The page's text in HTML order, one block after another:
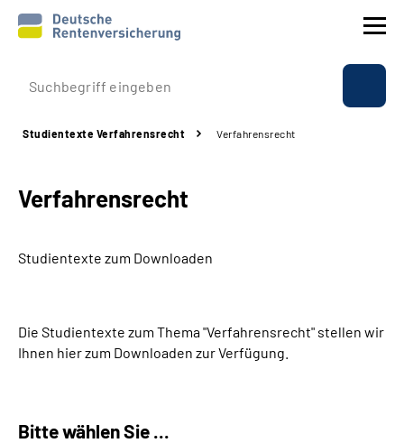
Prävention
Rente
Beratung & Kontakt
Über uns & Presse
Studientexte Verfahrensrecht Verfahrensrecht
Verfahrensrecht
Studientexte zum Downloaden
Die Studientexte zum Thema "Verfahrensrecht" stellen wir
Ihnen hier zum Downloaden zur Verfügung.
Bitte wählen Sie ...